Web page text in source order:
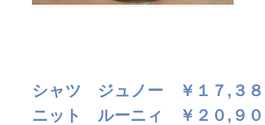
シャツ ジュノー ￥１７,３
ニット ルーニィ ￥２０,９